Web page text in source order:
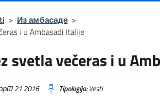
> Из амбасаде >
i u Ambasadi Italije
svetla večeras i u
21 2016 Tipologija:Vesti